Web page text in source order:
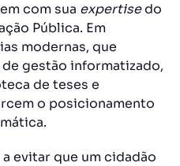
com sua expertisedo
Pública. Em
modernas, que
gestão informatizado,
de teses e
o posicionamento
evitar que um cidadão